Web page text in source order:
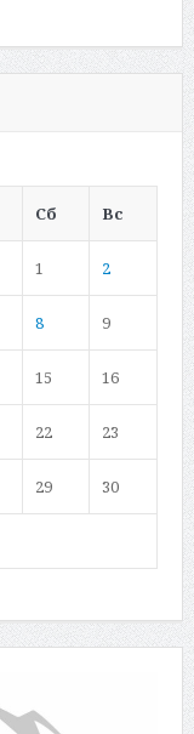
Сб Вс
1 2
8 9
15 16
22 23
29 30